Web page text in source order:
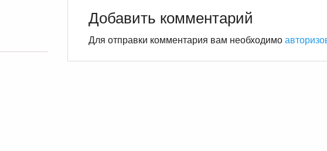
Добавить комментарий
Для отправки комментария вам необходимо